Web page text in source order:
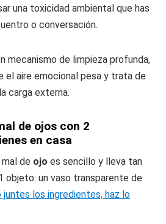
una toxicidad ambiental que has
o conversación.
mecanismo de limpieza profunda,
aire emocional pesa y trata de
carga externa.
de ojos con 2
en casa
de ojo es sencillo y lleva tan
objeto: un vaso transparente de
juntes los ingredientes, haz lo